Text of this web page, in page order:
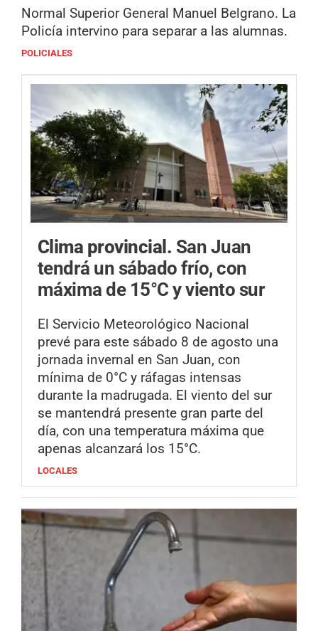
Normal Superior General Manuel Belgrano. La
Policía intervino para separar a las alumnas.
POLICIALES
Clima provincial. San Juan
tendrá un sábado frío, con
máxima de 15°C y viento sur
El Servicio Meteorológico Nacional
prevé para este sábado 8 de agosto una
jornada invernal en San Juan, con
mínima de 0°C y ráfagas intensas
durante la madrugada. El viento del sur
se mantendrá presente gran parte del
día, con una temperatura máxima que
apenas alcanzará los 15°C.
LOCALES